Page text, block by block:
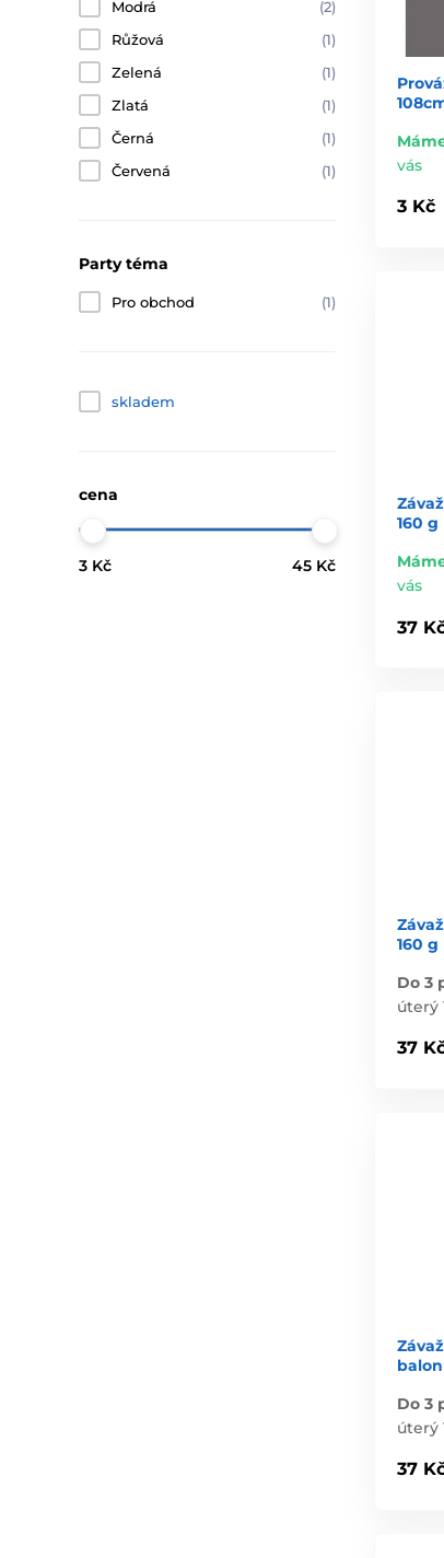
Modrá
(2)
Růžová
(1)
Zelená
(1)
Zlatá
(1)
Černá
(1)
Červená
(1)
Party téma
Pro obchod (1)
skladem
cena
3 Kč 45 Kč
vás
3 Kč
160 g
vás
37
160 g
Do 3
úterý
37
Do 3
úterý
37